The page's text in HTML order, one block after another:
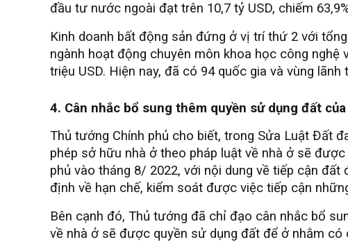
đầu tư nước ngoài đạt trên 10,7 tỷ USD, chiếm
Kinh doanh bất động sản đứng ở vị trí thứ 2 với
ngành hoạt động chuyên môn khoa học công nghệ
triệu USD. Hiện nay, đã có 94 quốc gia và vùng
4. Cân nhắc bổ sung thêm quyền sử dụng đất
Thủ tướng Chính phủ cho biết, trong Sửa Luật Đất
phép sở hữu nhà ở theo pháp luật về nhà ở sẽ
phủ vào tháng 8/ 2022, với nội dung về tiếp cận
định về hạn chế, kiểm soát được việc tiếp cận
Bên cạnh đó, Thủ tướng đã chỉ đạo cân nhắc bổ
về nhà ở sẽ được quyền sử dụng đất để ở nhằm